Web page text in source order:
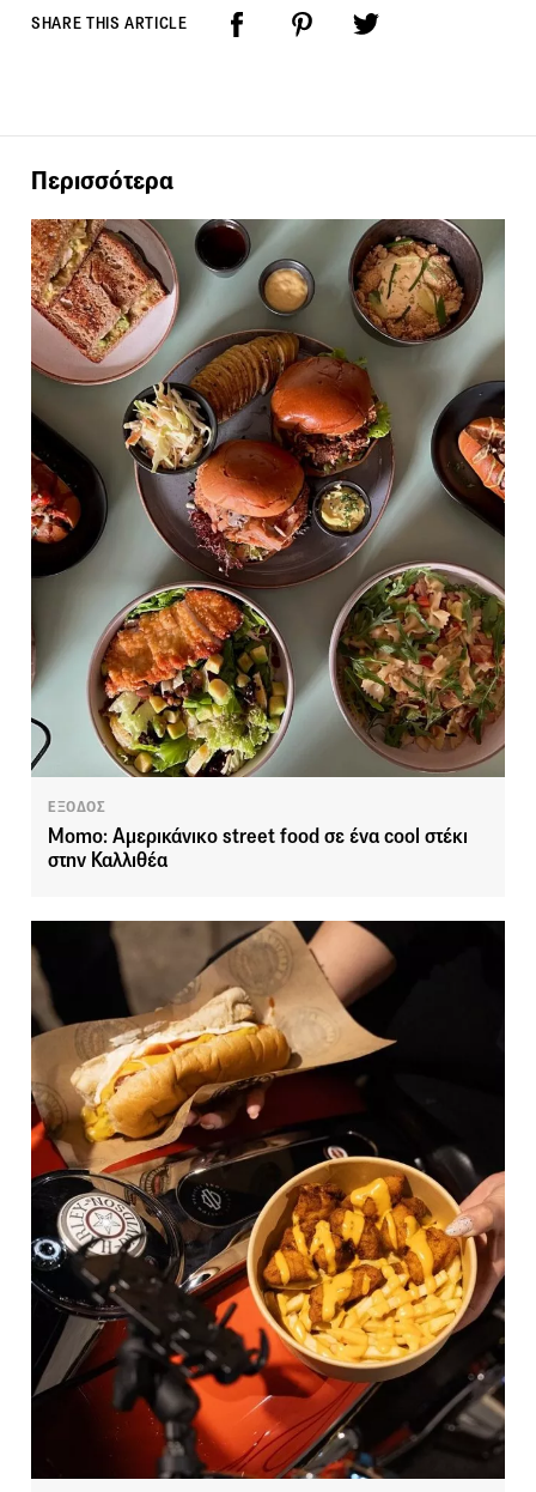
SHARE THIS ARTICLE
Περισσότερα
ΕΞΟΔΟΣ
Momo: Αμερικάνικο street food σε ένα cool στέκι
στην Καλλιθέα